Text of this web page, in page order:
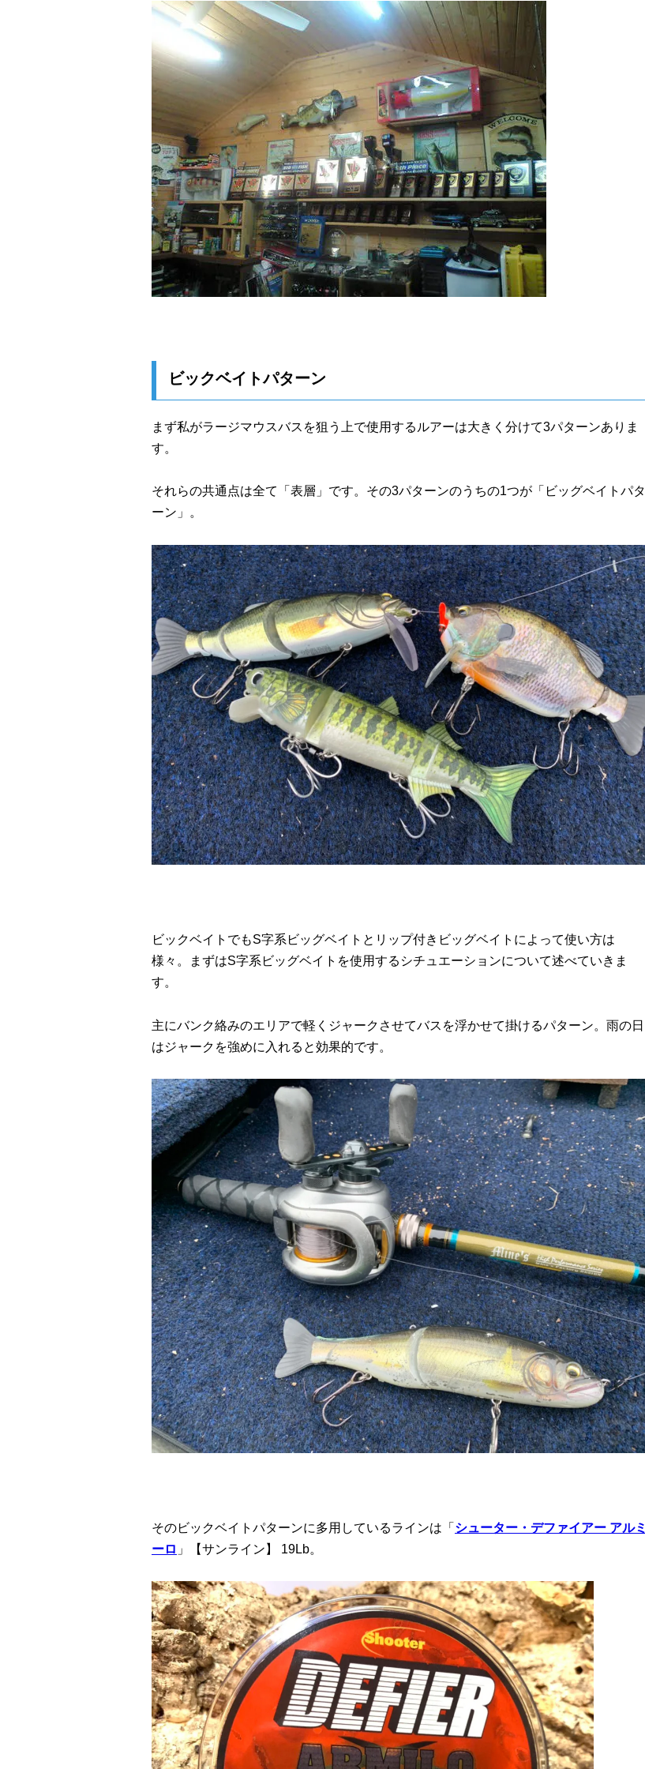
ビックベイトパターン
まず私がラージマウスバスを狙う上で使用するルアーは大きく分けて3パターンありま
す。
それらの共通点は全て「表層」です。その3パターンのうちの1つが「ビッグベイトパタ
ーン」。
ビックベイトでもS字系ビッグベイトとリップ付きビッグベイトによって使い方は
様々。まずはS字系ビッグベイトを使用するシチュエーションについて述べていきま
す。
主にバンク絡みのエリアで軽くジャークさせてバスを浮かせて掛けるパターン。雨の日
はジャークを強めに入れると効果的です。
そのビックベイトパターンに多用しているラインは「 シューター・デファイアー アルミ
ーロ 」【サンライン】 19Lb。